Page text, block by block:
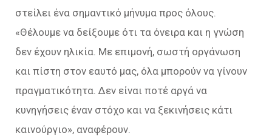
στείλει ένα σημαντικό μήνυμα προς όλους.
«Θέλουμε να δείξουμε ότι τα όνειρα και η γνώση
δεν έχουν ηλικία. Με επιμονή, σωστή οργάνωση
και πίστη στον εαυτό μας, όλα μπορούν να γίνουν
πραγματικότητα. Δεν είναι ποτέ αργά να
κυνηγήσεις έναν στόχο και να ξεκινήσεις κάτι
καινούργιο», αναφέρουν.